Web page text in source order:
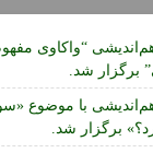
“واکاوی
برگزار شد.
با موضوع
برگزار شد.